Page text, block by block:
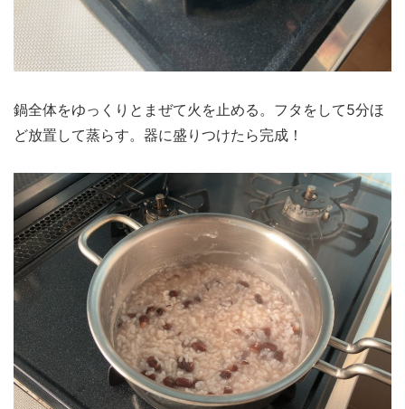
鍋全体をゆっくりとまぜて火を止める。フタをして5分ほ
ど放置して蒸らす。器に盛りつけたら完成！